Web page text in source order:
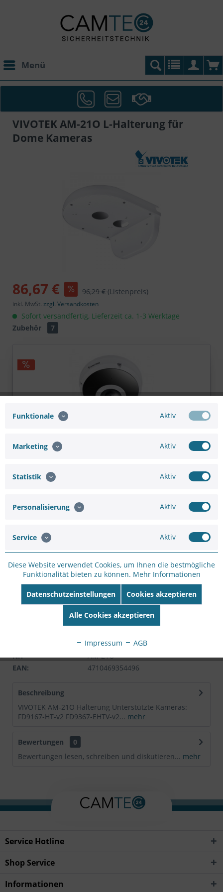
Menü
VIVOTEK AM-21O L-Halterung für
Dome Kameras
86,67 € 96,29 €(Listenpreis)
inkl. MwSt. zzgl. Versandkosten
Sofort versandfertig, Lieferzeit ca. 1-3 Werktage
Zubehör
7
940,70 €
Merken Bewerten
Nr:
AM-21O
EAN:
4710469354496
Beschreibung
VIVOTEK AM-21O Halterung Unterstützte Kameras:
FD9167-HT-v2 FD9367-EHTV-v2... mehr
Bewertungen
0
Bewertungen lesen, schreiben und diskutieren... mehr
Service Hotline
Shop Service
Informationen
Funktionale Aktiv
Marketing Aktiv
Statistik Aktiv
Personalisierung Aktiv
Service Aktiv
Diese Website verwendet Cookies, um Ihnen die bestmögliche
Funktionalität bieten zu können. Mehr Informationen
Datenschutzeinstellungen Cookies akzeptieren
Alle Cookies akzeptieren
Impressum AGB